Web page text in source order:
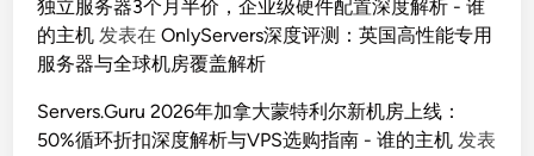
独立服务器3个月半价，企业级硬件配置深度解析 - 谁
的主机 发表在OnlyServers深度评测：英国高性能专用
服务器与全球机房覆盖解析
Servers.Guru 2026年加拿大蒙特利尔新机房上线：
50%循环折扣深度解析与VPS选购指南 - 谁的主机 发表